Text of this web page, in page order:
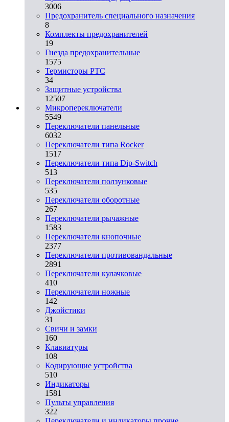
3006
Предохранитель специального назначения
8
Комплекты предохранителей
19
Гнезда предохранительные
1575
Термисторы PTC
34
Защитные устройства
12507
Микропереключатели
5549
Переключатели панельные
6032
Переключатели типа Rocker
1517
Переключатели типа Dip-Switch
513
Переключатели ползунковые
535
Переключатели оборотные
267
Переключатели рычажные
1583
Переключатели кнопочные
2377
Переключатели противовандальные
2891
Переключатели кулачковые
410
Переключатели ножные
142
Джойстики
31
Свичи и замки
160
Клавиатуры
108
Кодирующие устройства
510
Индикаторы
1581
Пульты управления
322